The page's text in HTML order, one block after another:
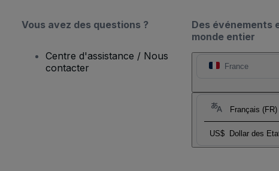
Des événements
monde entier
France
Français (FR)
US$ Dollar des
Vous avez des questions ?
Centre d'assistance / Nous
contacter